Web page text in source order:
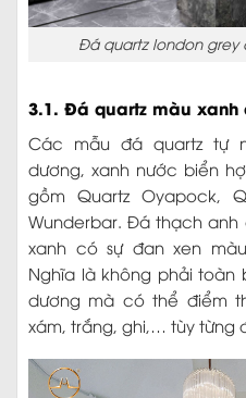
Đá quartz london
3.1. Đá quartz màu xanh
Các mẫu đá quartz tự
dương, xanh nước biển
gồm Quartz Oyapock,
Wunderbar. Đá thạch anh
xanh có sự đan xen
Nghĩa là không phải
dương mà có thể điểm
xám, trắng, ghi,… tùy từng